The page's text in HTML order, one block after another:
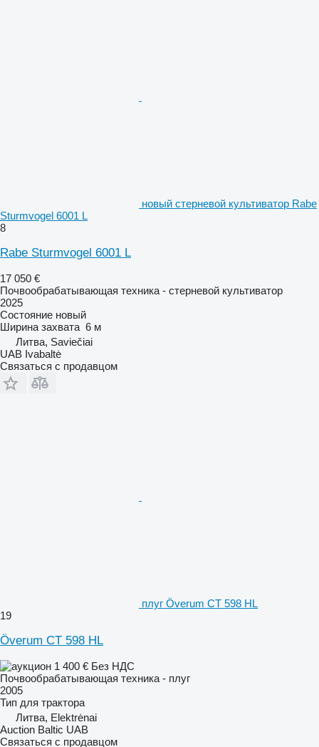
новый стерневой культиватор Rabe
Sturmvogel 6001 L
8
Rabe Sturmvogel 6001 L
17 050 €
Почвообрабатывающая техника - стерневой культиватор
2025
Состояние новый
Ширина захвата 6 м
Литва, Saviečiai
UAB Ivabaltė
Связаться с продавцом
плуг Överum CT 598 HL
19
Överum CT 598 HL
1 400 € Без НДС
Почвообрабатывающая техника - плуг
2005
Тип для трактора
Литва, Elektrėnai
Auction Baltic UAB
Связаться с продавцом